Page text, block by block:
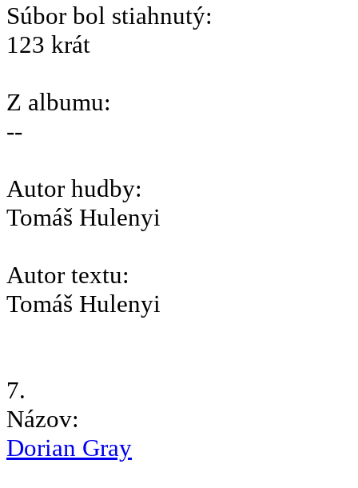
Súbor bol stiahnutý:
123 krát
Z albumu:
--
Autor hudby:
Tomáš Hulenyi
Autor textu:
Tomáš Hulenyi
7.
Názov:
Dorian Gray